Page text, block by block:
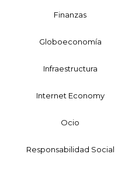
Finanzas
Globoeconomía
Infraestructura
Internet Economy
Ocio
Responsabilidad Social